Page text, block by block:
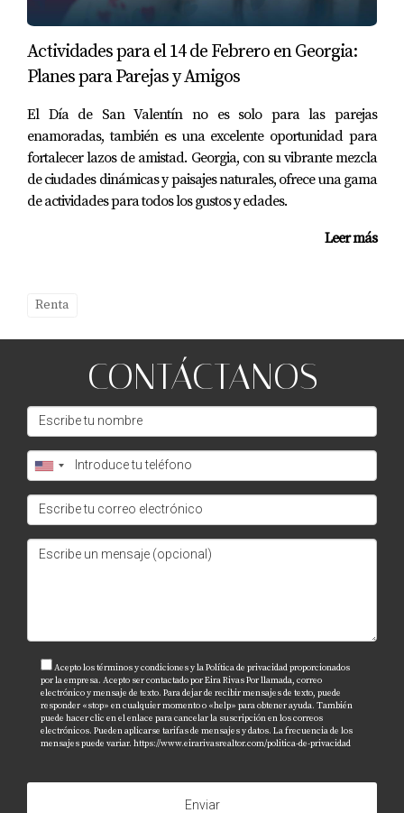
¿Es necesario llevar herramientas para la
inspección?
No es imprescindible, pero llevar una linterna puede
ayudarte a ver mejor áreas oscuras o difíciles de
alcanzar.
¿Puedo pedirle al propietario que repare
algo antes de mudarme?
inicial, es razonable solicitar reparaciones antes de
¿Cuánto tiempo debería dedicar a la
inspección?
Dedica al menos una hora para revisar todos los
aspectos importantes sin prisa.
¿Qué hacer si encuentro problemas
graves?
Si encuentras problemas significativos durante la
inspección inicial, considera negociar con el
resolver adecuadamente. Recuerda siempre que
Actividades para el 14 de Febrero en Georgia:
Planes para Parejas y Amigos
­El Día de San Valentín no es solo para las parejas
enamoradas, también es una excelente oportunidad para
fortalecer lazos de amistad. Georgia, con su vibrante mezcla
de ciudades dinámicas y paisajes naturales, ofrece una gama
de actividades para todos los gustos y edades.
Leer más
Renta
CONTÁCTANOS
Acepto los términos y condiciones y la Política de privacidad proporcionados
por la empresa. Acepto ser contactado por Eira Rivas Por llamada, correo
electrónico y mensaje de texto. Para dejar de recibir mensajes de texto, puede
responder «stop» en cualquier momento o «help» para obtener ayuda. También
puede hacer clic en el enlace para cancelar la suscripción en los correos
electrónicos. Pueden aplicarse tarifas de mensajes y datos. La frecuencia de los
mensajes puede variar. https://www.eirarivasrealtor.com/politica-de-privacidad
Enviar